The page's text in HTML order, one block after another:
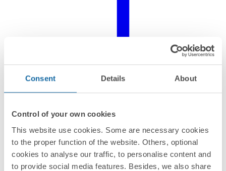
Consent Details About
Control of your own cookies
This website use cookies. Some are necessary cookies
to the proper function of the website. Others, optional
cookies to analyse our traffic, to personalise content and
to provide social media features. Besides, we also share